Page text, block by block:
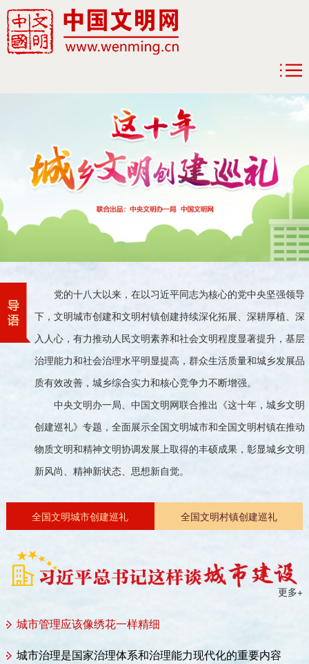
党的十八大以来，在以习近平同志为核心的党中央坚强领导
下，文明城市创建和文明村镇创建持续深化拓展、深耕厚植、深
入人心，有力推动人民文明素养和社会文明程度显著提升，基层
治理能力和社会治理水平明显提高，群众生活质量和城乡发展品
质有效改善，城乡综合实力和核心竞争力不断增强。
中央文明办一局、中国文明网联合推出《这十年，城乡文明
创建巡礼》专题，全面展示全国文明城市和全国文明村镇在推动
物质文明和精神文明协调发展上取得的丰硕成果，彰显城乡文明
新风尚、精神新状态、思想新自觉。
全国文明城市创建巡礼 全国文明村镇创建巡礼
更多+
城市管理应该像绣花一样精细
城市治理是国家治理体系和治理能力现代化的重要内容